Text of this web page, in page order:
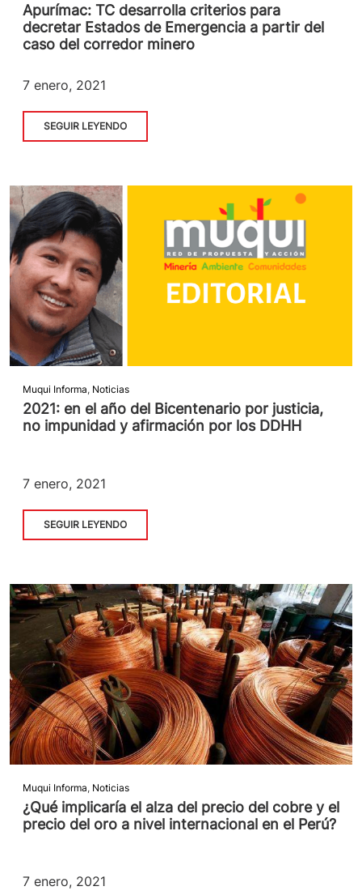
Apurímac: TC desarrolla criterios para
decretar Estados de Emergencia a partir del
caso del corredor minero
7 enero, 2021
SEGUIR LEYENDO
Muqui Informa, Noticias
2021: en el año del Bicentenario por justicia,
no impunidad y afirmación por los DDHH
7 enero, 2021
SEGUIR LEYENDO
Muqui Informa, Noticias
¿Qué implicaría el alza del precio del cobre y el
precio del oro a nivel internacional en el Perú?
7 enero, 2021